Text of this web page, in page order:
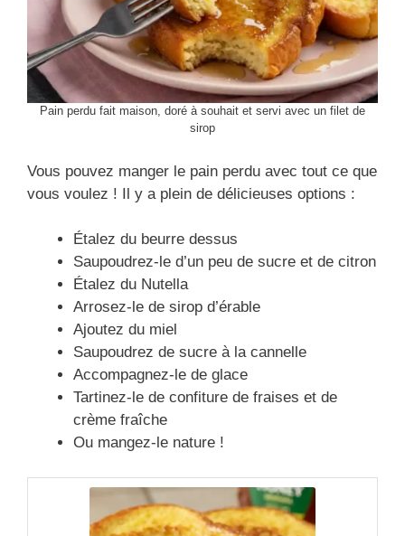
Pain perdu fait maison, doré à souhait et servi avec un filet de
sirop
Vous pouvez manger le pain perdu avec tout ce que
vous voulez ! Il y a plein de délicieuses options :
Étalez du beurre dessus
Saupoudrez-le d’un peu de sucre et de citron
Étalez du Nutella
Arrosez-le de sirop d’érable
Ajoutez du miel
Saupoudrez de sucre à la cannelle
Accompagnez-le de glace
Tartinez-le de confiture de fraises et de
crème fraîche
Ou mangez-le nature !